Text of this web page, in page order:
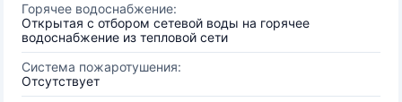
Горячее водоснабжение:
Открытая с отбором сетевой воды на горячее
водоснабжение из тепловой сети
Система пожаротушения:
Отсутствует